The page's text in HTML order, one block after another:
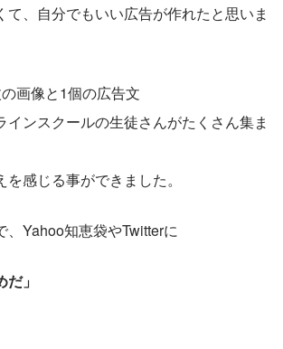
て、自分でもいい広告が作れたと思いま
画像と1個の広告文
インスクールの生徒さんがたくさん集ま
感じる事ができました。
、Yahoo知恵袋やTwitterに
だ」